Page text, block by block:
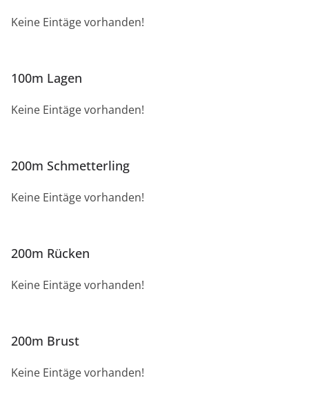
Keine Eintäge vorhanden!
100m Lagen
Keine Eintäge vorhanden!
200m Schmetterling
Keine Eintäge vorhanden!
200m Rücken
Keine Eintäge vorhanden!
200m Brust
Keine Eintäge vorhanden!